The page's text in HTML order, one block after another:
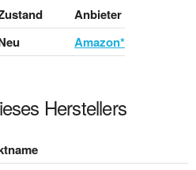
Anbieter
Amazon*
Herstellers